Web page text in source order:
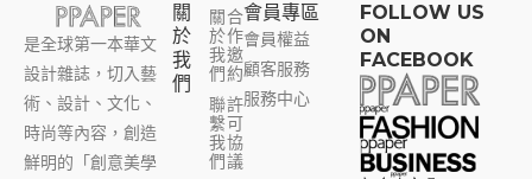
是全球第一本華文
設計雜誌，切入藝
術、設計、文化、
時尚等內容，創造
鮮明的「創意美學
關
於
我
們
關
於
我
們
聯
繫
我
們
合
作
邀
約
許
可
協
議
會員專區​
會員權益
顧客服務
服務中心
FOLLOW US
ON
FACEBOOK